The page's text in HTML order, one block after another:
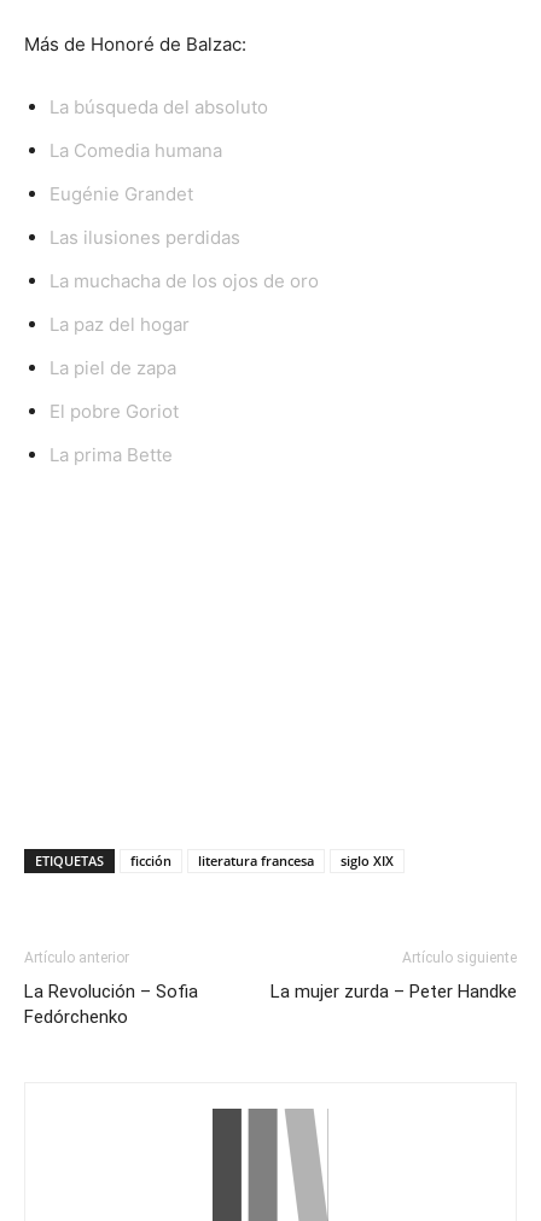
Más de Honoré de Balzac:
La búsqueda del absoluto
La Comedia humana
Eugénie Grandet
Las ilusiones perdidas
La muchacha de los ojos de oro
La paz del hogar
La piel de zapa
El pobre Goriot
La prima Bette
ETIQUETAS ficción literatura francesa siglo XIX
Artículo anterior
La Revolución – Sofia
Fedórchenko
Artículo siguiente
La mujer zurda – Peter Handke